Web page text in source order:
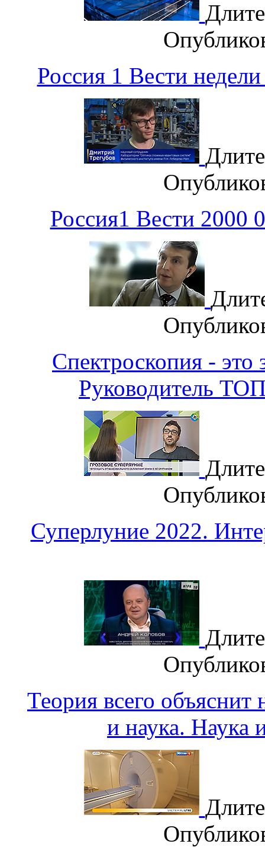
Россия 1 Вести
Россия1 Вести
Спектроскопия - это
Руководитель
Суперлуние 2022.
Теория всего
и наука. Наука